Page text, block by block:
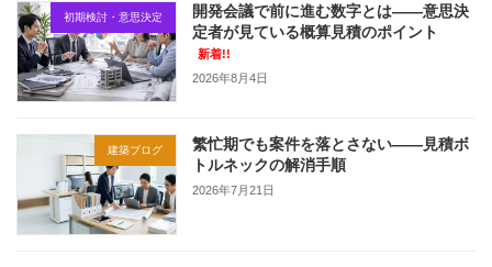
初期検討・意思決定
開発会議で前に進む数字とは——意思決
定者が見ている概算見積のポイント
新着!!
2026年8月4日
建築ブログ
繁忙期でも案件を落とさない——見積ボ
トルネックの解消手順
2026年7月21日